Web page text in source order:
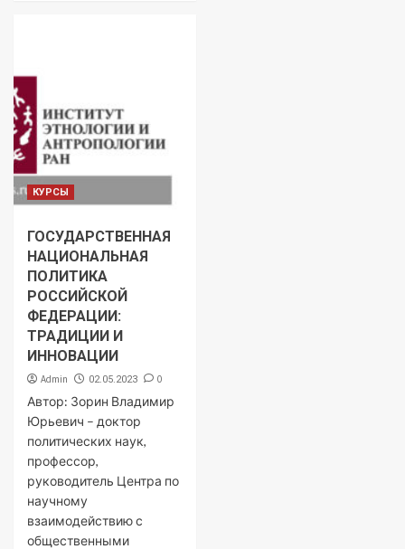
КУРСЫ
ГОСУДАРСТВЕННАЯ
НАЦИОНАЛЬНАЯ
ПОЛИТИКА
РОССИЙСКОЙ
ФЕДЕРАЦИИ:
ТРАДИЦИИ И
ИННОВАЦИИ
Admin 02.05.2023 0
Автор: Зорин Владимир
Юрьевич – доктор
политических наук,
профессор,
руководитель Центра по
научному
взаимодействию с
общественными